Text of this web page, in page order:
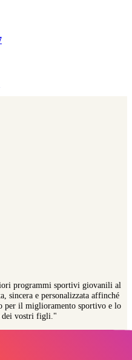
programmi sportivi giovanili al
sincera e personalizzata affinché
per il miglioramento sportivo e lo
dei vostri figli."